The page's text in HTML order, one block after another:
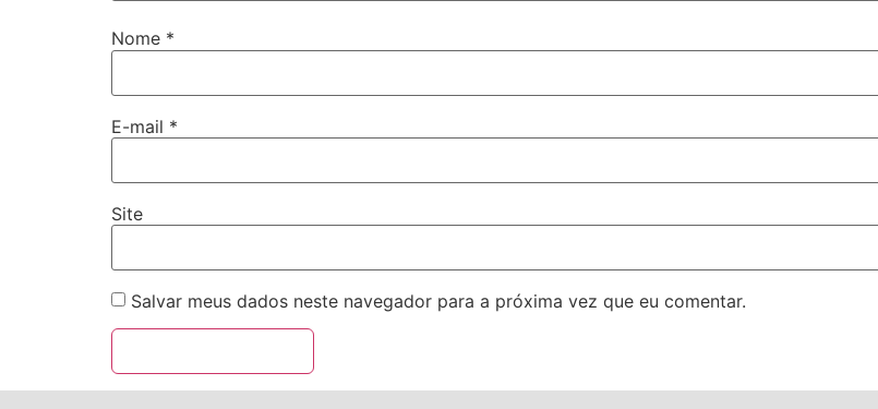
Nome *
E-mail *
Site
Salvar meus dados neste navegador para a próxima vez que eu comentar.